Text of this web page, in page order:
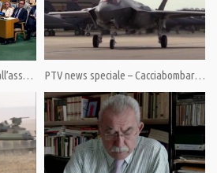
Vladimir Putin – Intervento all’assemblea generale dell’ONU in italiano PTV news speciale – Cacciabombardieri Usa F-35 schierati in Estonia e Bulgaria